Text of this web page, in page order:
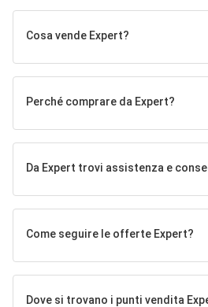
Cosa vende Expert?
Perché comprare da Expert?
Da Expert trovi assistenza e
Come seguire le offerte Expert?
Dove si trovano i punti vendita